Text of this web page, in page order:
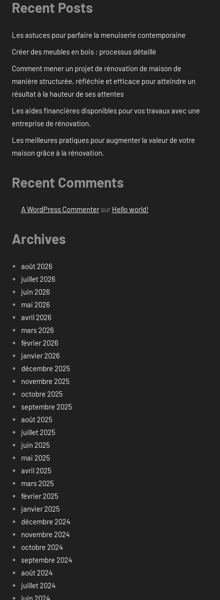
Recent Posts
Les astuces pour parfaire la menuiserie contemporaine
Créer des meubles en bois : processus détaillé
Comment mener un projet de rénovation de maison de
manière structurée, réfléchie et efficace pour atteindre un
résultat à la hauteur de ses attentes
Les aides financières disponibles pour vos travaux avec une
entreprise de rénovation.
Les meilleures pratiques pour augmenter la valeur de votre
maison grâce à la rénovation.
Recent Comments
A WordPress Commentersur Hello world!
Archives
août 2026
juillet 2026
juin 2026
mai 2026
avril 2026
mars 2026
février 2026
janvier 2026
décembre 2025
novembre 2025
octobre 2025
septembre 2025
août 2025
juillet 2025
juin 2025
mai 2025
avril 2025
mars 2025
février 2025
janvier 2025
décembre 2024
novembre 2024
octobre 2024
septembre 2024
août 2024
juillet 2024
juin 2024